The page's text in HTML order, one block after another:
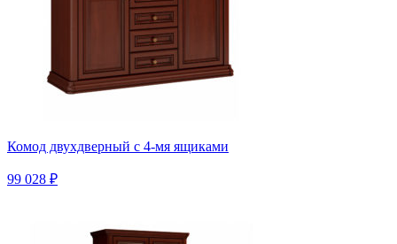
Комод двухдверный с 4-мя ящиками
99 028 ₽